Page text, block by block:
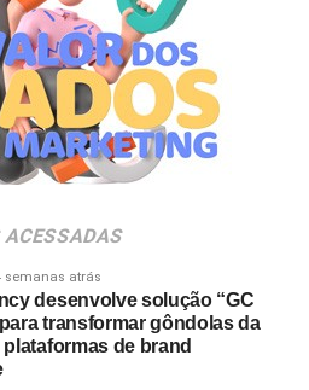
varejo nacional. Entre as
confirmada estão
Magalu, Panvel, Pague
marcas próprias vivem um
Brasil e vêm conquistando um
tanto para varejistas
que ainda tem um
no país”, destaca
eCEOda Amicci.
ACESSADAS
semanas atrás
desenvolve solução “GC
transformar gôndolas da
plataformas de brand